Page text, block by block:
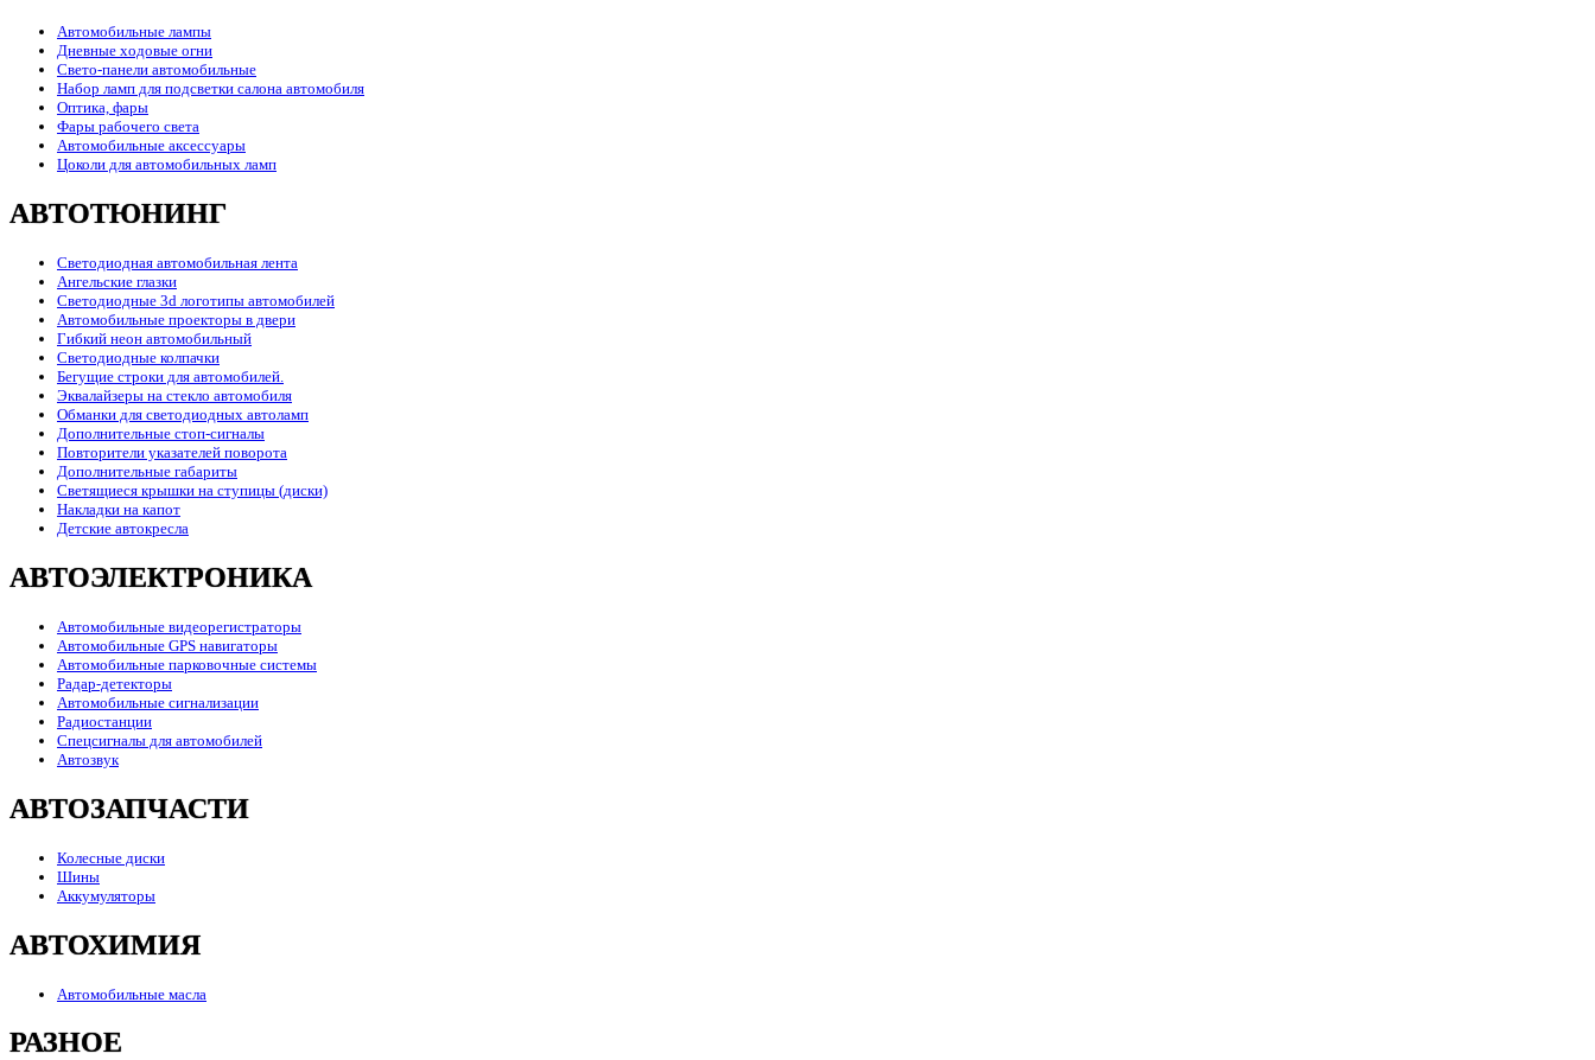
Автомобильные лампы
Дневные ходовые огни
Свето-панели автомобильные
Набор ламп для подсветки салона автомобиля
Оптика, фары
Фары рабочего света
Автомобильные аксессуары
Цоколи для автомобильных ламп
АВТОТЮНИНГ
Светодиодная автомобильная лента
Ангельские глазки
Светодиодные 3d логотипы автомобилей
Автомобильные проекторы в двери
Гибкий неон автомобильный
Светодиодные колпачки
Бегущие строки для автомобилей.
Эквалайзеры на стекло автомобиля
Обманки для светодиодных автоламп
Дополнительные стоп-сигналы
Повторители указателей поворота
Дополнительные габариты
Светящиеся крышки на ступицы (диски)
Накладки на капот
Детские автокресла
АВТОЭЛЕКТРОНИКА
Автомобильные видеорегистраторы
Автомобильные GPS навигаторы
Автомобильные парковочные системы
Радар-детекторы
Автомобильные сигнализации
Радиостанции
Спецсигналы для автомобилей
Автозвук
АВТОЗАПЧАСТИ
Колесные диски
Шины
Аккумуляторы
АВТОХИМИЯ
Автомобильные масла
РАЗНОЕ